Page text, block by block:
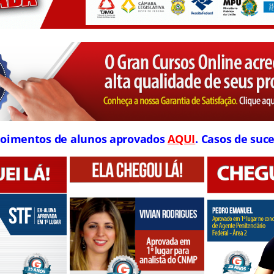
de alunos aprovadosAQUI. Casos de